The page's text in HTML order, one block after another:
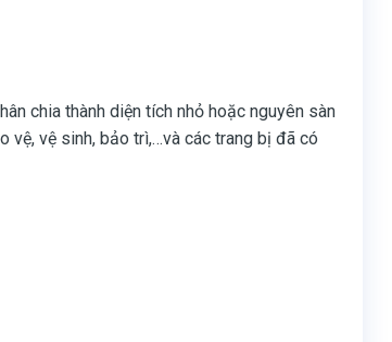
chia thành diện tích nhỏ hoặc nguyên sàn
vệ, vệ sinh, bảo trì,…và các trang bị đã có